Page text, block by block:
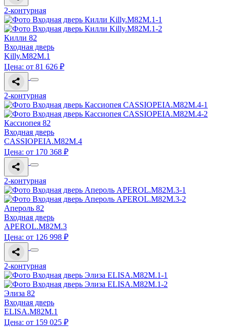
2-контурная
Килли 82
Входная дверь
Killy.M82M.1
Цена: от 81 626 ₽
2-контурная
Кассиопея 82
Входная дверь
CASSIOPEIA.M82M.4
Цена: от 170 368 ₽
2-контурная
Апероль 82
Входная дверь
APEROL.M82M.3
Цена: от 126 998 ₽
2-контурная
Элиза 82
Входная дверь
ELISA.M82M.1
Цена: от 159 025 ₽